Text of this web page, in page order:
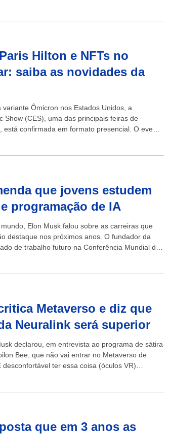
Hilton e NFTs no
saiba as novidades da
Ômicron nos Estados Unidos, a
Show (CES), uma das principais feiras de
confirmada em formato presencial. O evento
que jovens estudem
programação de IA
Elon Musk falou sobre as carreiras que
destaque nos próximos anos. O fundador da
de trabalho futuro na Conferência Mundial de
Metaverso e diz que
Neuralink será superior
declarou, em entrevista ao programa de sátira
Bee, que não vai entrar no Metaverso de
ter essa coisa (óculos VR)
que em 3 anos as